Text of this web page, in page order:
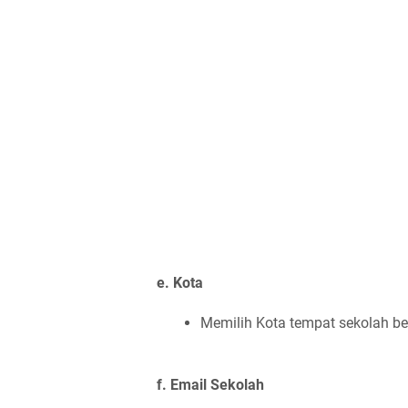
e. Kota
Memilih Kota tempat sekolah
f. Email Sekolah